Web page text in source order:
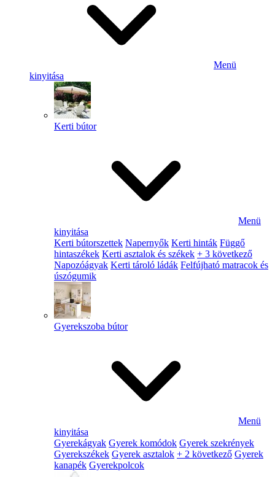
Menü
kinyitása
Kerti bútor
Menü
kinyitása
Kerti bútorszettek Napernyők Kerti hinták Függő
hintaszékek Kerti asztalok és székek + 3 következő
Napozóágyak Kerti tároló ládák Felfújható matracok és
úszógumik
Gyerekszoba bútor
Menü
kinyitása
Gyerekágyak Gyerek komódok Gyerek szekrények
Gyerekszékek Gyerek asztalok + 2 következő Gyerek
kanapék Gyerekpolcok